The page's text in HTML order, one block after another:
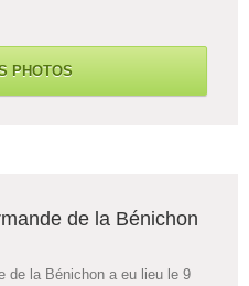
PHOTOS
de la Bénichon
de la Bénichon a eu lieu le 9